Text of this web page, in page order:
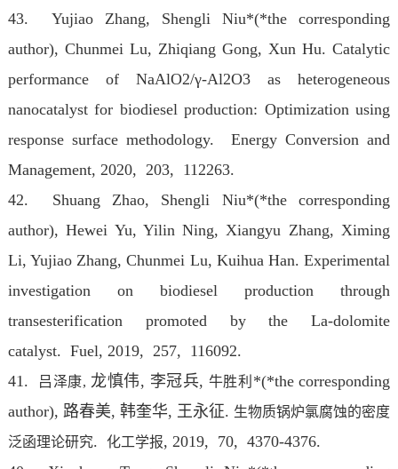
43. Yujiao Zhang, Shengli Niu*(*the corresponding
author), Chunmei Lu, Zhiqiang Gong, Xun Hu. Catalytic
performance of NaAlO2/γ-Al2O3 as heterogeneous
nanocatalyst for biodiesel production: Optimization using
response surface methodology. Energy Conversion and
Management, 2020, 203, 112263.
42. Shuang Zhao, Shengli Niu*(*the corresponding
author), Hewei Yu, Yilin Ning, Xiangyu Zhang, Ximing
Li, Yujiao Zhang, Chunmei Lu, Kuihua Han. Experimental
investigation on biodiesel production through
transesterification promoted by the La-dolomite
catalyst. Fuel, 2019, 257, 116092.
41.
吕泽康, 龙慎伟, 李冠兵, 牛胜利 *(*the corresponding
author), 路春美, 韩奎华, 王永征. 生物质锅炉氯腐蚀的密度
泛函理论研究. 化工学报, 2019, 70, 4370-4376.